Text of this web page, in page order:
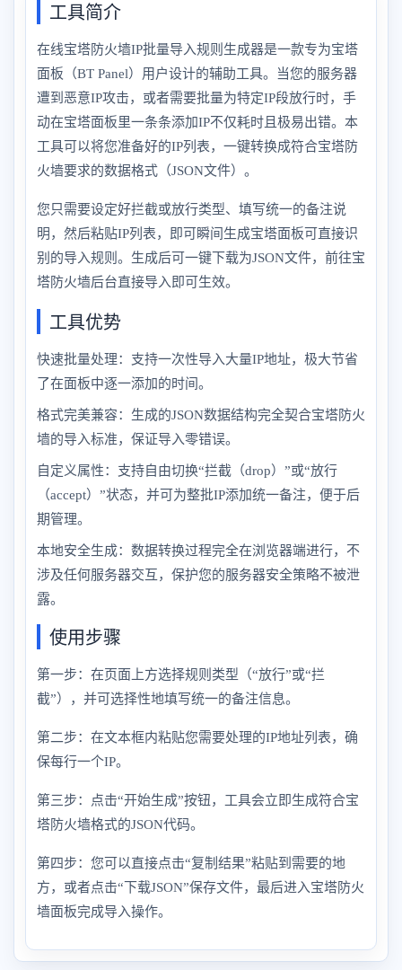
工具简介
在线宝塔防火墙IP批量导入规则生成器是一款专为宝塔
面板（BT Panel）用户设计的辅助工具。当您的服务器
遭到恶意IP攻击，或者需要批量为特定IP段放行时，手
动在宝塔面板里一条条添加IP不仅耗时且极易出错。本
工具可以将您准备好的IP列表，一键转换成符合宝塔防
火墙要求的数据格式（JSON文件）。
您只需要设定好拦截或放行类型、填写统一的备注说
明，然后粘贴IP列表，即可瞬间生成宝塔面板可直接识
别的导入规则。生成后可一键下载为JSON文件，前往宝
塔防火墙后台直接导入即可生效。
工具优势
快速批量处理：支持一次性导入大量IP地址，极大节省
了在面板中逐一添加的时间。
格式完美兼容：生成的JSON数据结构完全契合宝塔防火
墙的导入标准，保证导入零错误。
自定义属性：支持自由切换“拦截（drop）”或“放行
（accept）”状态，并可为整批IP添加统一备注，便于后
期管理。
本地安全生成：数据转换过程完全在浏览器端进行，不
涉及任何服务器交互，保护您的服务器安全策略不被泄
露。
使用步骤
第一步：在页面上方选择规则类型（“放行”或“拦
截”），并可选择性地填写统一的备注信息。
第二步：在文本框内粘贴您需要处理的IP地址列表，确
保每行一个IP。
第三步：点击“开始生成”按钮，工具会立即生成符合宝
塔防火墙格式的JSON代码。
第四步：您可以直接点击“复制结果”粘贴到需要的地
方，或者点击“下载JSON”保存文件，最后进入宝塔防火
墙面板完成导入操作。